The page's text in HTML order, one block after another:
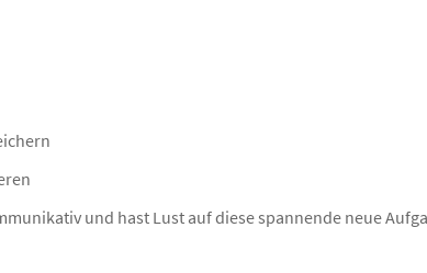
und hast Lust auf diese spannende neue